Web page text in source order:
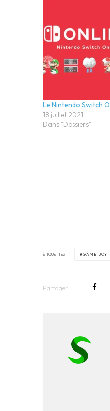
Le Nintendo Switch
18 juillet 2021
Dans "Dossiers"
ÉTIQUETTES GAME BOY
Partager